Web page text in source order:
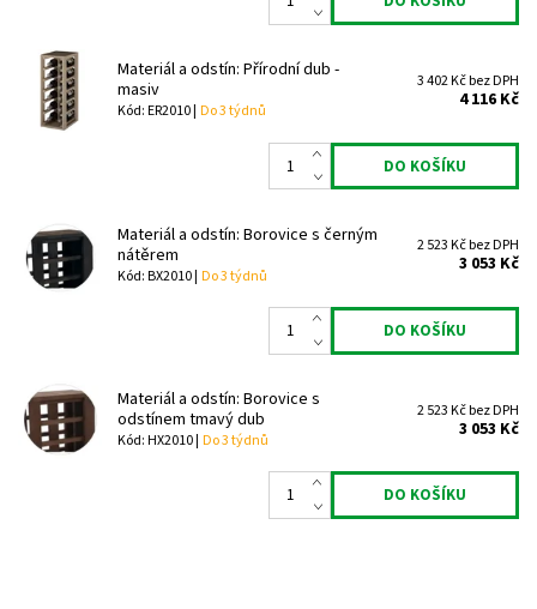
Materiál a odstín: Přírodní dub -
masiv
Kód: ER2010 | Do 3 týdnů
3 402 Kč bez DPH
4 116 Kč
Materiál a odstín: Borovice s černým
nátěrem
Kód: BX2010 | Do 3 týdnů
2 523 Kč bez DPH
3 053 Kč
Materiál a odstín: Borovice s
odstínem tmavý dub
Kód: HX2010 | Do 3 týdnů
2 523 Kč bez DPH
3 053 Kč